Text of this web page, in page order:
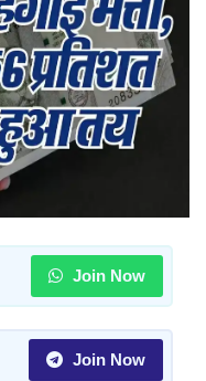
Join Now
Join Now